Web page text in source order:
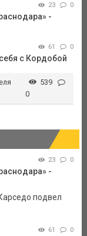
23 0
-
61 0
с Кордобой
539
0
23 0
-
подвел
61 0